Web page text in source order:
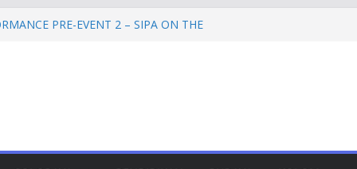
PRE-EVENT 2 – SIPA ON THE
Tampung 2.692 Siswa, Taj Yasin:
Cadangan Rp1,2 Triliun untuk Pilgub
Mulai 2027
SPEM Akan Disidangkan